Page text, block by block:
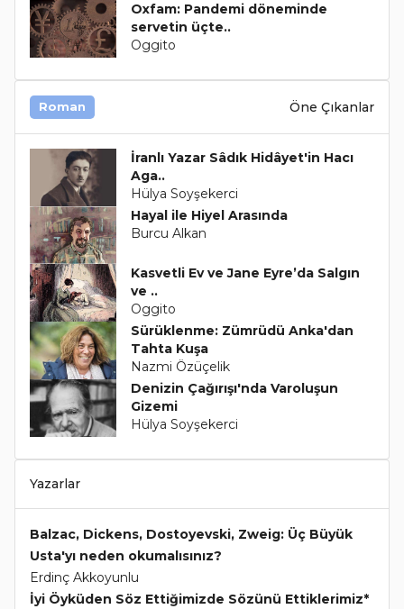
Oxfam: Pandemi döneminde
servetin üçte..
Oggito
Roman Öne Çıkanlar
İranlı Yazar Sâdık Hidâyet'in Hacı
Aga..
Hülya Soyşekerci
Hayal ile Hiyel Arasında
Burcu Alkan
Kasvetli Ev ve Jane Eyre’da Salgın
ve ..
Oggito
Sürüklenme: Zümrüdü Anka'dan
Tahta Kuşa
Nazmi Özüçelik
Denizin Çağırışı'nda Varoluşun
Gizemi
Hülya Soyşekerci
Yazarlar
Balzac, Dickens, Dostoyevski, Zweig: Üç Büyük
Usta'yı neden okumalısınız?
Erdinç Akkoyunlu
İyi Öyküden Söz Ettiğimizde Sözünü Ettiklerimiz*